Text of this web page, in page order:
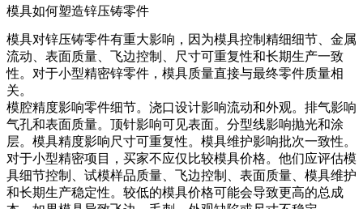
模具如何塑造锌压铸零件
模具对锌压铸零件有重大影响，因为模具控制精细细节、金属
流动、表面质量、飞边控制、尺寸可重复性和长期生产一致
性。对于小型精密锌零件，模具质量直接与最终零件质量相
关。
模腔精度影响零件细节。浇口设计影响流动和外观。排气影响
气孔和表面质量。顶针影响可见表面。分型线影响抛光和涂
层。模具精度影响尺寸可重复性。模具维护影响批次一致性。
对于小型精密项目，买家不应仅比较模具价格。他们应评估模
具细节控制、试模样品质量、飞边控制、表面质量、模具维护
和长期生产稳定性。较低的模具价格可能会导致更高的总成